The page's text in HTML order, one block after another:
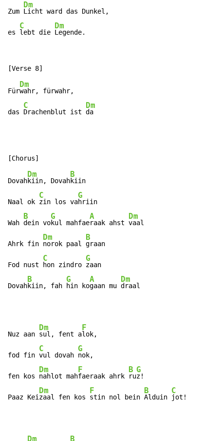
Zum
Dm
Licht ward das Dunkel,
es
C
lebt die
Dm
Legende.
Für
Dm
wahr, fürwahr,
das
C
Drachenblut ist
Dm
da
Dovah
Dm
kiin, Dovah
B
kiin
Naal ok
C
zin los va
G
hriin
Wah
B
dein vo
G
kul mahfae
A
raak ahst
Dm
vaal
Ahrk fin
Dm
norok paal
B
graan
Fod nust
C
hon zindro
G
zaan
Dovah
B
kiin, fah
G
hin ko
A
gaan mu
Dm
draal
Nuz aan
Dm
sul, fent a
F
lok,
fod fin
C
vul dovah
G
nok,
fen kos
Dm
nahlot mah
F
faeraak ahrk
B
ru
G
z!
Paaz Kei
Dm
zaal fen kos
F
stin nol bein
B
Alduin
C
jot!
Dm B